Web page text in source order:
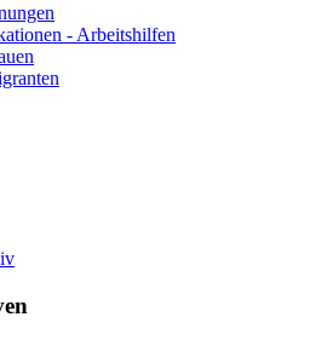
- Arbeitshilfen